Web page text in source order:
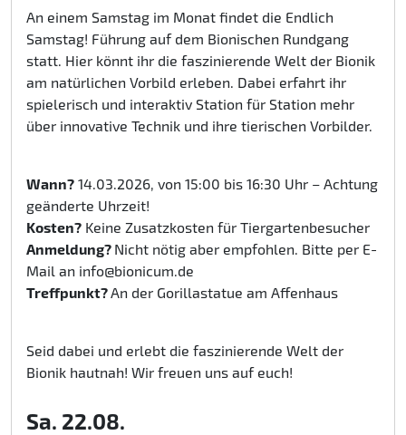
An einem Samstag im Monat findet die Endlich
Samstag! Führung auf dem Bionischen Rundgang
statt. Hier könnt ihr die faszinierende Welt der Bionik
am natürlichen Vorbild erleben. Dabei erfahrt ihr
spielerisch und interaktiv Station für Station mehr
über innovative Technik und ihre tierischen Vorbilder.
Wann? 14.03.2026, von 15:00 bis 16:30 Uhr – Achtung
geänderte Uhrzeit!
Kosten? Keine Zusatzkosten für Tiergartenbesucher
Anmeldung? Nicht nötig aber empfohlen. Bitte per E-
Mail an info@bionicum.de
Treffpunkt?An der Gorillastatue am Affenhaus
Seid dabei und erlebt die faszinierende Welt der
Bionik hautnah! Wir freuen uns auf euch!
Sa. 22.08.